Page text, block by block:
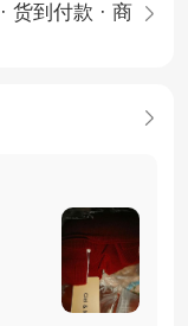
货到付款 · 商